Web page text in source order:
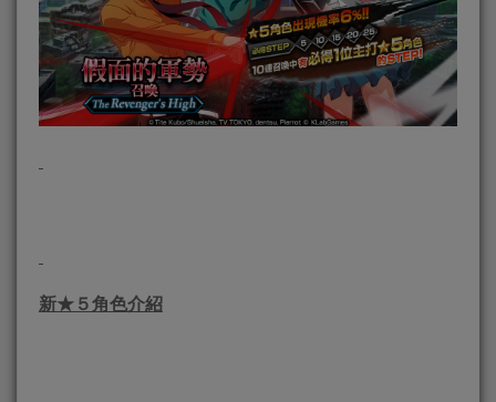
新★ ５角色介紹